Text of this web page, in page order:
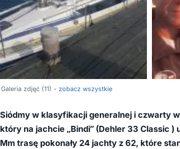
Galeria zdjęć (11) - zobacz wszystkie
Siódmy w klasyfikacji generalnej i czwarty
który na jachcie „Bindi” (Dehler 33 Classic )
Mm trasę pokonały 24 jachty z 62, które